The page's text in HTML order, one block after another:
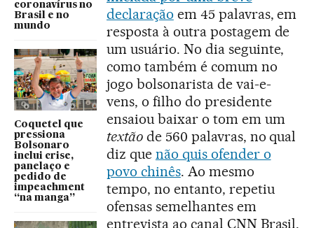
coronavírus no
Brasil e no
mundo
Coquetel que
pressiona
Bolsonaro
inclui crise,
panelaço e
pedido de
impeachment
“na manga”
declaração em 45 palavras, em
resposta à outra postagem de
um usuário. No dia seguinte,
como também é comum no
jogo bolsonarista de vai-e-
vens, o filho do presidente
ensaiou baixar o tom em um
textãode 560 palavras, no qual
diz que não quis ofender o
povo chinês. Ao mesmo
tempo, no entanto, repetiu
ofensas semelhantes em
entrevista ao canal CNN Brasil,